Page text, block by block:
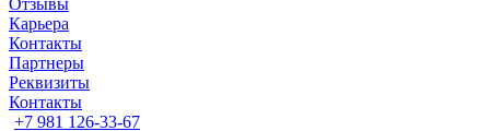
Отзывы
Карьера
Контакты
Партнеры
Реквизиты
Контакты
+7 981 126-33-67